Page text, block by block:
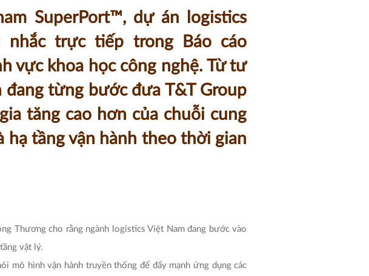
SuperPort™, dự án logistics
trực tiếp trong Báo cáo
vực khoa học công nghệ. Từ tư
đang từng bước đưa T&T Group
tăng cao hơn của chuỗi cung
hạ tầng vận hành theo thời gian
Thương cho rằng ngành logistics Việt Nam đang bước vào
vật lý.
mô hình vận hành truyền thống để đẩy mạnh ứng dụng các